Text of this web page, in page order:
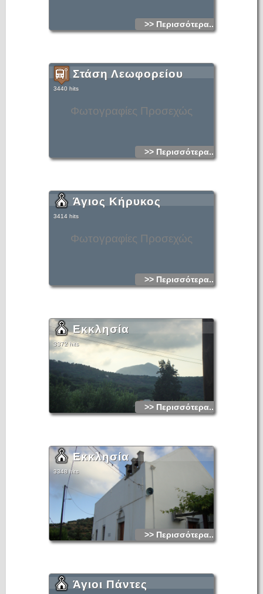
>> Περισσότερα...
Φωτογραφίες Προσεχώς
Στάση Λεωφορείου
3440 hits
>> Περισσότερα...
Φωτογραφίες Προσεχώς
Άγιος Κήρυκος
3414 hits
>> Περισσότερα...
Εκκλησία
3372 hits
>> Περισσότερα...
Εκκλησία
3348 hits
>> Περισσότερα...
Άγιοι Πάντες